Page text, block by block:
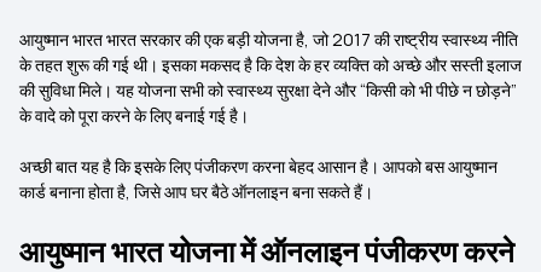
आयुष्मान भारत भारत सरकार की एक बड़ी योजना है, जो 2017 की राष्ट्रीय स्वास्थ्य नीति
के तहत शुरू की गई थी। इसका मकसद है कि देश के हर व्यक्ति को अच्छे और सस्ती इलाज
की सुविधा मिले। यह योजना सभी को स्वास्थ्य सुरक्षा देने और “किसी को भी पीछे न छोड़ने”
के वादे को पूरा करने के लिए बनाई गई है।
अच्छी बात यह है कि इसके लिए पंजीकरण करना बेहद आसान है। आपको बस आयुष्मान
कार्ड बनाना होता है, जिसे आप घर बैठे ऑनलाइन बना सकते हैं।
आयुष्मान भारत योजना में ऑनलाइन पंजीकरण करने